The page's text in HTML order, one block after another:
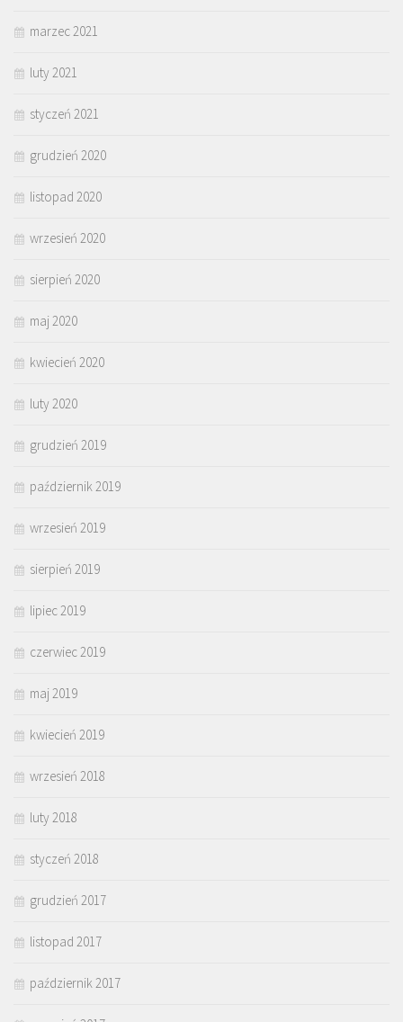
marzec 2021
luty 2021
styczeń 2021
grudzień 2020
listopad 2020
wrzesień 2020
sierpień 2020
maj 2020
kwiecień 2020
luty 2020
grudzień 2019
październik 2019
wrzesień 2019
sierpień 2019
lipiec 2019
czerwiec 2019
maj 2019
kwiecień 2019
wrzesień 2018
luty 2018
styczeń 2018
grudzień 2017
listopad 2017
październik 2017